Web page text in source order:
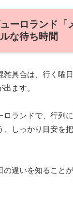
ーロランド「
な待ち時間
雑具合は、行く曜
ます。
ロランドで、行列
、しっかり目安を
の違いを知ること